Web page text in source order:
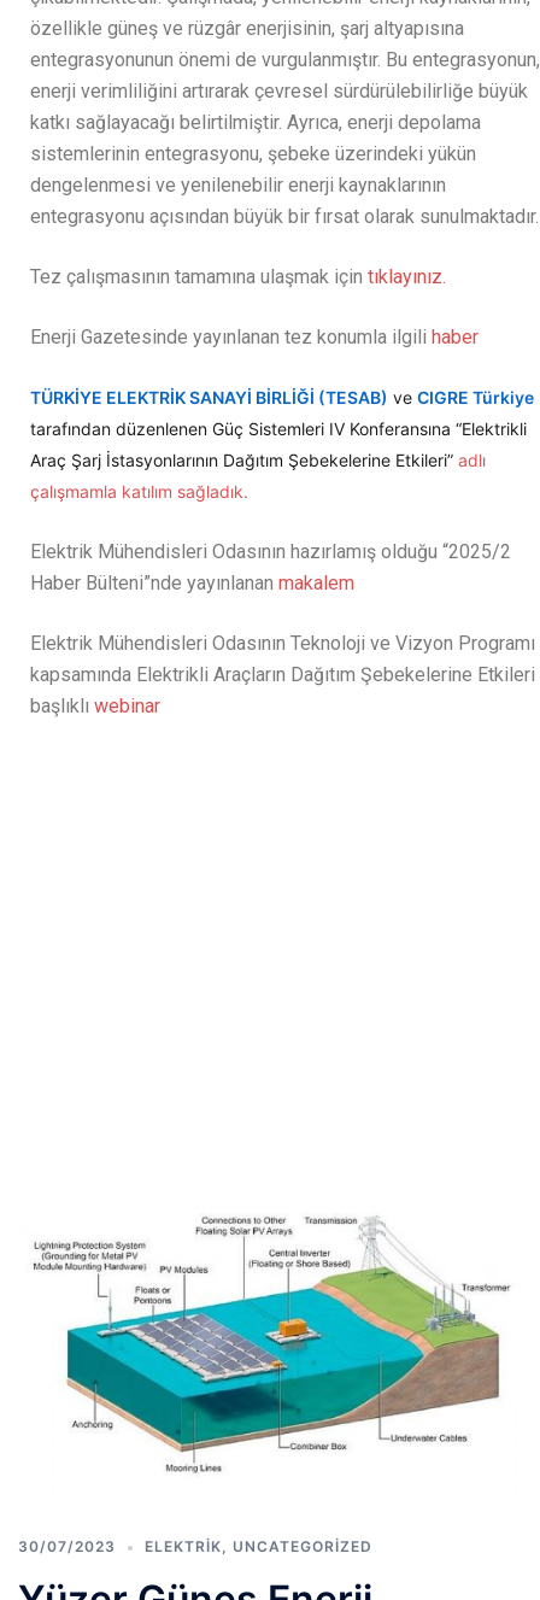
özellikle güneş ve rüzgâr enerjisinin, şarj altyapısına
entegrasyonunun önemi de vurgulanmıştır. Bu entegrasyonun,
enerji verimliliğini artırarak çevresel sürdürülebilirliğe büyük
katkı sağlayacağı belirtilmiştir. Ayrıca, enerji depolama
sistemlerinin entegrasyonu, şebeke üzerindeki yükün
dengelenmesi ve yenilenebilir enerji kaynaklarının
entegrasyonu açısından büyük bir fırsat olarak sunulmaktadır.
Tez çalışmasının tamamına ulaşmak için tıklayınız.
Enerji Gazetesinde yayınlanan tez konumla ilgili haber
TÜRKİYE ELEKTRİK SANAYİ BİRLİĞİ (TESAB) ve CIGRE Türkiye
tarafından düzenlenen Güç Sistemleri IV Konferansına “Elektrikli
Araç Şarj İstasyonlarının Dağıtım Şebekelerine Etkileri” adlı
çalışmamla katılım sağladık.
Elektrik Mühendisleri Odasının hazırlamış olduğu “2025/2
Haber Bülteni”nde yayınlanan makalem
Elektrik Mühendisleri Odasının Teknoloji ve Vizyon Programı
kapsamında Elektrikli Araçların Dağıtım Şebekelerine Etkileri
başlıklı webinar
30/07/2023 ELEKTRIK UNCATEGORIZED